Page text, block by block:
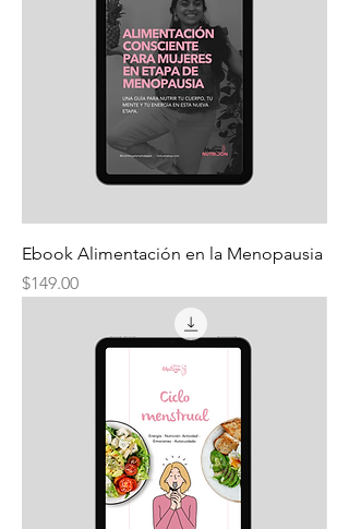
Ebook Alimentación en la Menopausia
Precio
$149.00